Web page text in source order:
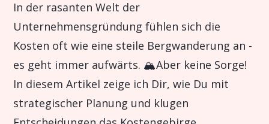
In der rasanten Welt der
Unternehmensgründung fühlen sich die
Kosten oft wie eine steile Bergwanderung an -
es geht immer aufwärts. 🏔️Aber keine Sorge!
In diesem Artikel zeige ich Dir, wie Du mit
strategischer Planung und klugen